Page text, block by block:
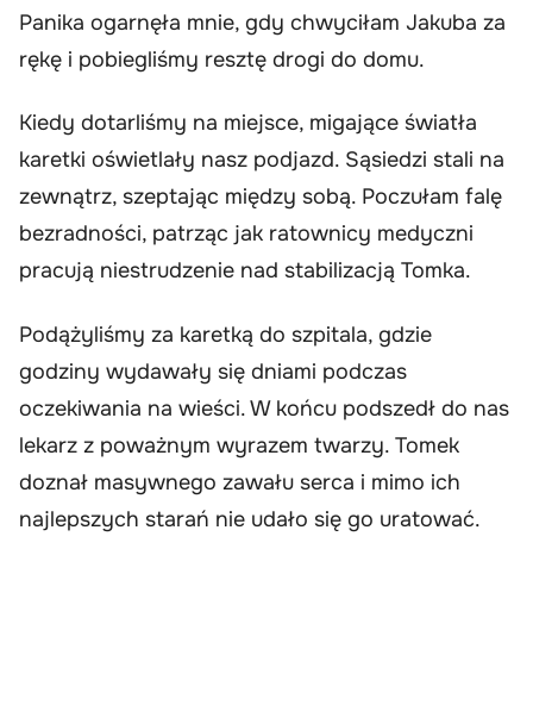
Panika ogarnęła mnie, gdy chwyciłam Jakuba za
rękę i pobiegliśmy resztę drogi do domu.
Kiedy dotarliśmy na miejsce, migające światła
karetki oświetlały nasz podjazd. Sąsiedzi stali na
zewnątrz, szeptając między sobą. Poczułam falę
bezradności, patrząc jak ratownicy medyczni
pracują niestrudzenie nad stabilizacją Tomka.
Podążyliśmy za karetką do szpitala, gdzie
godziny wydawały się dniami podczas
oczekiwania na wieści. W końcu podszedł do nas
lekarz z poważnym wyrazem twarzy. Tomek
doznał masywnego zawału serca i mimo ich
najlepszych starań nie udało się go uratować.